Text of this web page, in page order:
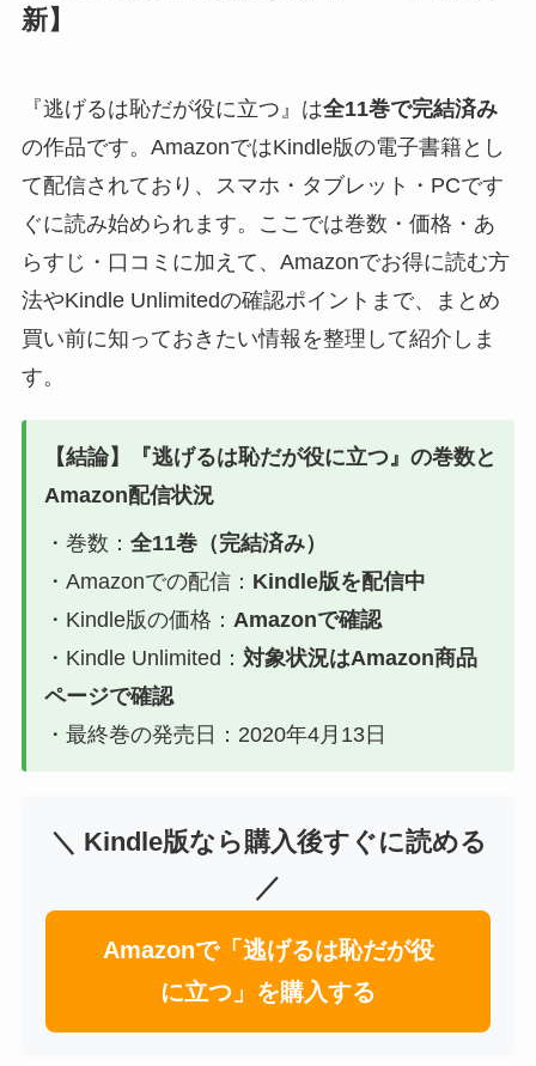
新】
『逃げるは恥だが役に立つ』は全11巻で完結済み
の作品です。AmazonではKindle版の電子書籍とし
て配信されており、スマホ・タブレット・PCです
ぐに読み始められます。ここでは巻数・価格・あ
らすじ・口コミに加えて、Amazonでお得に読む方
法やKindle Unlimitedの確認ポイントまで、まとめ
買い前に知っておきたい情報を整理して紹介しま
す。
【結論】『逃げるは恥だが役に立つ』の巻数と
Amazon配信状況
・巻数： 全11巻（完結済み）
・Amazonでの配信： Kindle版を配信中
・Kindle版の価格： Amazonで確認
・Kindle Unlimited： 対象状況はAmazon商品
ページで確認
・最終巻の発売日：2020年4月13日
＼ Kindle版なら購入後すぐに読める
／
Amazonで「逃げるは恥だが役
に立つ」を購入する